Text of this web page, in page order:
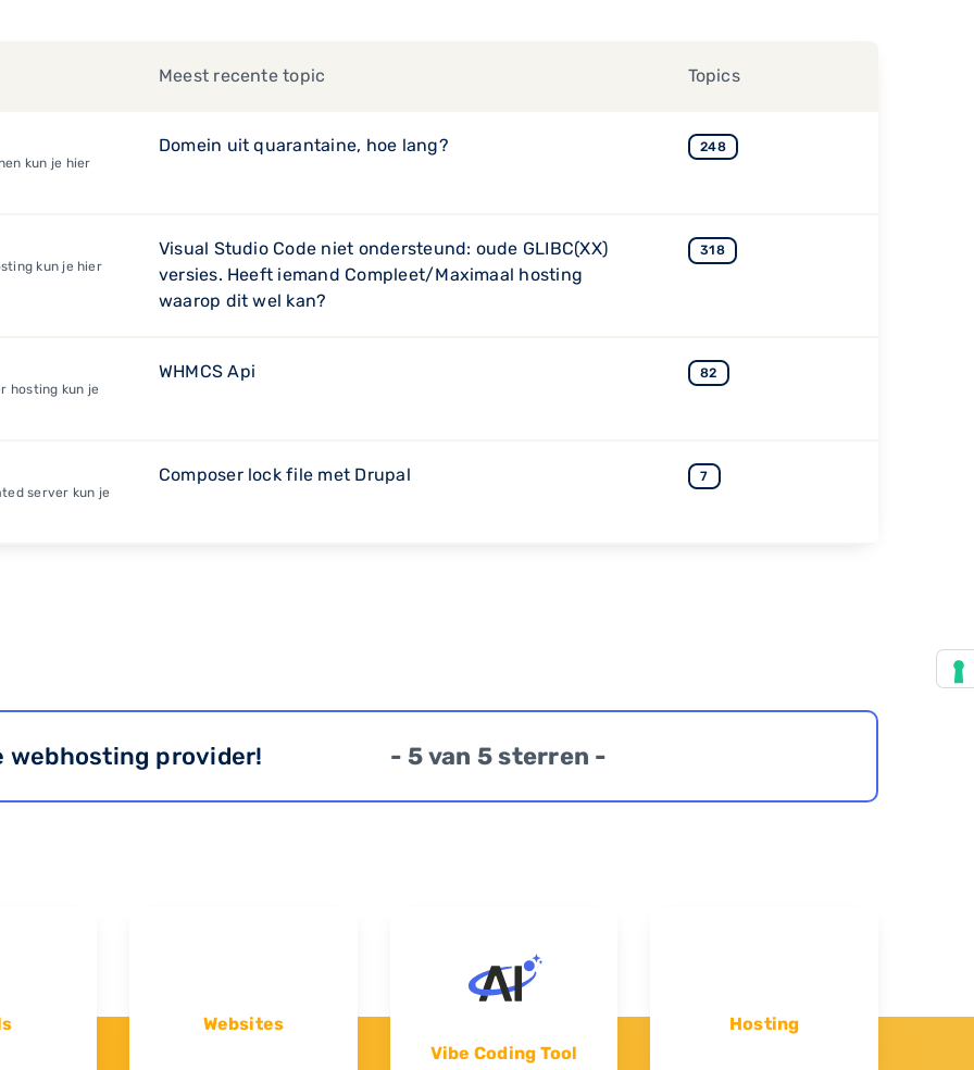
Meest recente topic Topics
kun je hier
Domein uit quarantaine, hoe lang? 248
kun je hier
Visual Studio Code niet ondersteund: oude GLIBC(XX)
versies. Heeft iemand Compleet/Maximaal hosting
waarop dit wel kan?
318
hosting kun je
WHMCS Api 82
server kun je
Composer lock file met Drupal 7
webhosting provider! - 5 van 5 sterren -
Websites
Vibe Coding Tool
Hosting